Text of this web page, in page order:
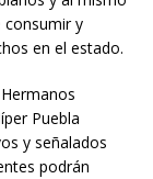
consumir y
en el estado.
Puebla
y señalados
podrán